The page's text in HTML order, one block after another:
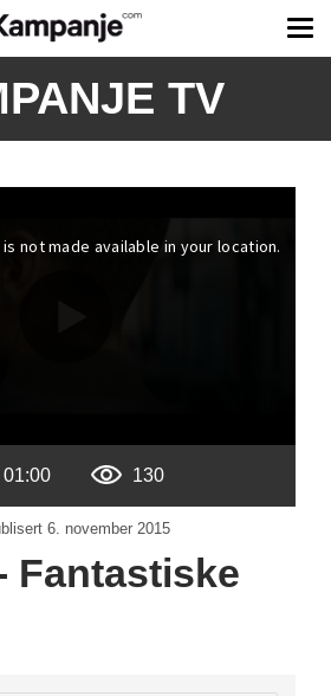
TV
01:00 130
6. november 2015
Fantastiske